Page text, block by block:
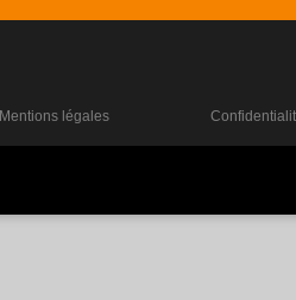
Mentions légales